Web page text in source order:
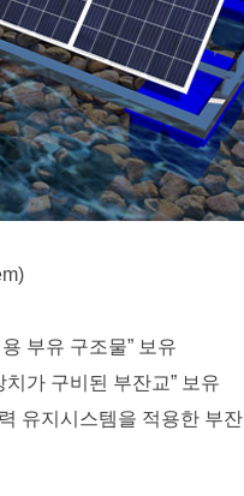
부유 구조물” 보유
가 구비된 부잔교” 보유
유지시스템을 적용한 부잔